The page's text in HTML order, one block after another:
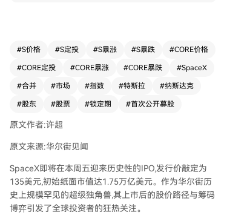
上涨。其次是7月下旬财报会议后的两个工作日
禁。但由于马斯克本人持股（占早期投资者约5
0%）有366天禁售期，实际抛压可能仅为10%-1
斯拉进行“股票换股票”对等合并的战略时机。此举
70亿美元税务压力，另一方面也能让特斯拉并入拥
有更强创始人控制权（超级投票权、仲裁条款等）
的SpaceX架构中。 此外，SpaceX的IPO承销商包
括了此前在特斯拉股东投票中持反对意见的机构
（如施瓦布、摩根士丹利等），这可能是一种利益
#S价格 #S定投 #S暴涨 #S暴跌 #CORE价格
#CORE定投 #CORE暴涨 #CORE暴跌 #SpaceX
#合并 #市场 #指数 #特斯拉 #纳斯达克
#股东 #股票 #锁定期 #首次公开募股
原文作者:许超
原文来源:华尔街见闻
SpaceX即将在本周五迎来历史性的IPO,发行价敲定为
135美元,初始纸面市值达1.75万亿美元。作为华尔街历
史上规模罕见的超级独角兽,其上市后的股价路径与筹码
博弈引发了全球投资者的狂热关注。